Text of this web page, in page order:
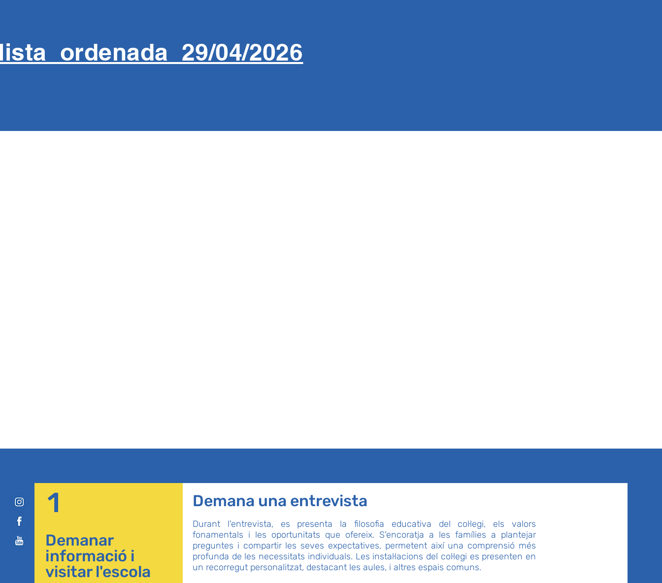
ordenada 29/04/2026
1
Demanar
informació i
visitar l'escola
Demana una entrevista
Durant l'entrevista, es presenta la filosofia educativa del col·legi, els valors
fonamentals i les oportunitats que ofereix. S'encoratja a les famílies a plantejar
preguntes i compartir les seves expectatives, permetent així una comprensió més
profunda de les necessitats individuals. Les instal·lacions del col·legi es presenten en
un recorregut personalitzat, destacant les aules, i altres espais comuns.